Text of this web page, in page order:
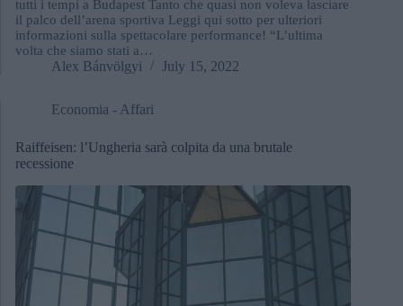
tutti i tempi a Budapest Tanto che quasi non voleva lasciare
il palco dell’arena sportiva Leggi qui sotto per ulteriori
informazioni sulla spettacolare performance! “L’ultima
volta che siamo stati a…
Alex Bánvölgyi July 15, 2022
Economia - Affari
Raiffeisen: l’Ungheria sarà colpita da una brutale
recessione